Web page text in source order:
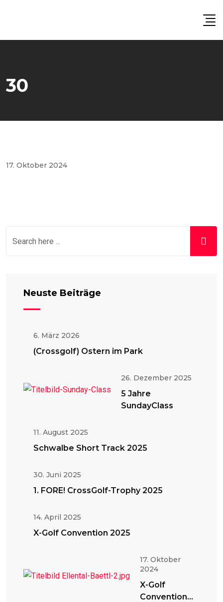
30
17. Oktober 2024
Neuste Beiträge
6. März 2026
(Crossgolf) Ostern im Park
26. Dezember 2025
5 Jahre
SundayClass
11. August 2025
Schwalbe Short Track 2025
30. Juni 2025
1. FORE! CrossGolf-Trophy 2025
14. April 2025
X-Golf Convention 2025
17. Oktober
2024
X-Golf
Convention